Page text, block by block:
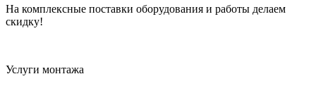
На комплексные поставки оборудования и работы делаем
скидку!
Услуги монтажа